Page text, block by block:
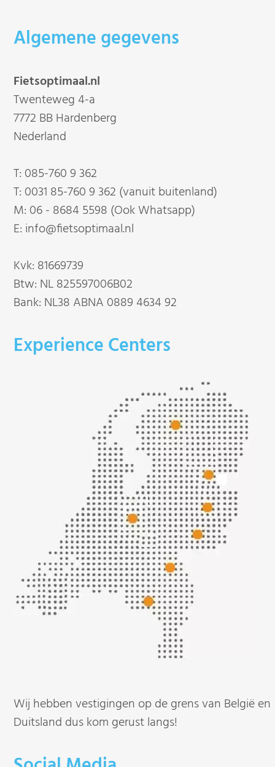
Algemene gegevens
Fietsoptimaal.nl
Twenteweg 4-a
7772 BB Hardenberg
Nederland
T: 085-760 9 362
T: 0031 85-760 9 362 (vanuit buitenland)
M: 06 - 8684 5598 (Ook Whatsapp)
E: info@fietsoptimaal.nl
Kvk: 81669739
Btw: NL 825597006B02
Bank: NL38 ABNA 0889 4634 92
Experience Centers
Wij hebben vestigingen op de grens van België en
Duitsland dus kom gerust langs!